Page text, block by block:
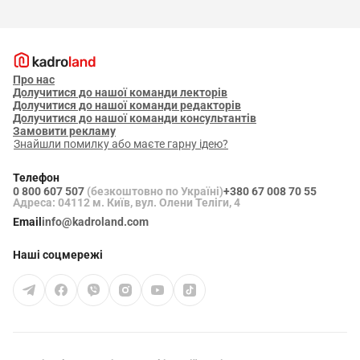
Про нас
Долучитися до нашої команди лекторів
Долучитися до нашої команди редакторів
Долучитися до нашої команди консультантів
Замовити рекламу
Знайшли помилку або маєте гарну ідею?
Телефон
0 800 607 507 (безкоштовно по Україні)+380 67 008 70 55
Адреса: 04112 м. Київ, вул. Олени Теліги, 4
Email info@kadroland.com
Наші соцмережі